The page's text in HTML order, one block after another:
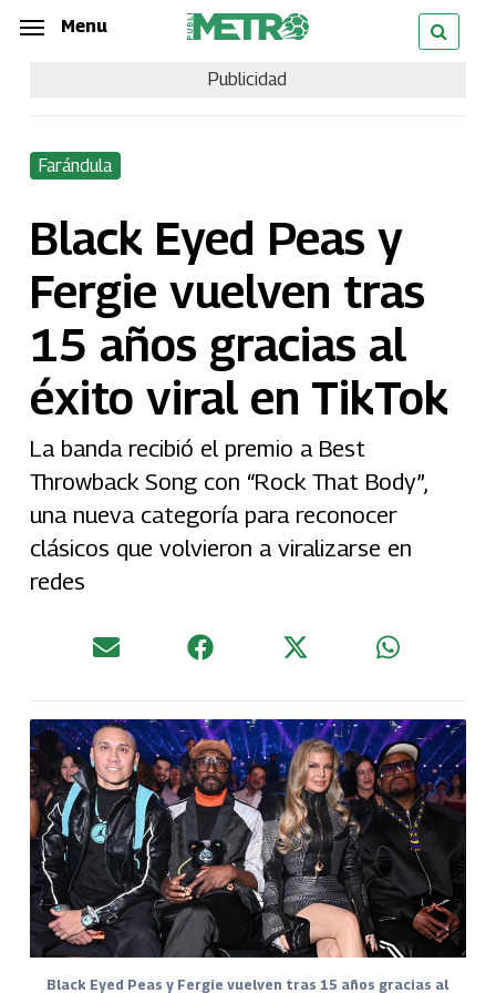
Skip
content
Menu
Publicidad
Farándula
Black Eyed Peas y
Fergie vuelven tras
15 años gracias al
éxito viral en TikTok
La banda recibió el premio a Best
Throwback Song con “Rock That Body”,
una nueva categoría para reconocer
clásicos que volvieron a viralizarse en
redes
Black Eyed Peas y Fergie vuelven tras 15 años gracias al
Menu